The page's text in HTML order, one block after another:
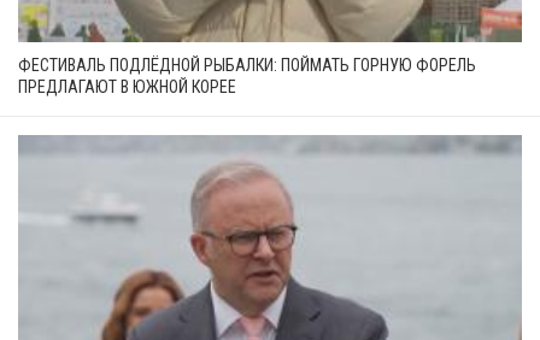
ФЕСТИВАЛЬ ПОДЛЁДНОЙ РЫБАЛКИ: ПОЙМАТЬ ГОРНУЮ ФОРЕЛЬ
ПРЕДЛАГАЮТ В ЮЖНОЙ КОРЕЕ